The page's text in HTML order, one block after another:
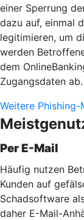
einer Sperrung
dazu auf, einmal
legitimieren, um
werden
dem
Zugangsdaten ab.
Weitere Phishing-
Per E-Mail
Häufig nutzen
Kunden auf
Schadsoftware
daher E-Mail-